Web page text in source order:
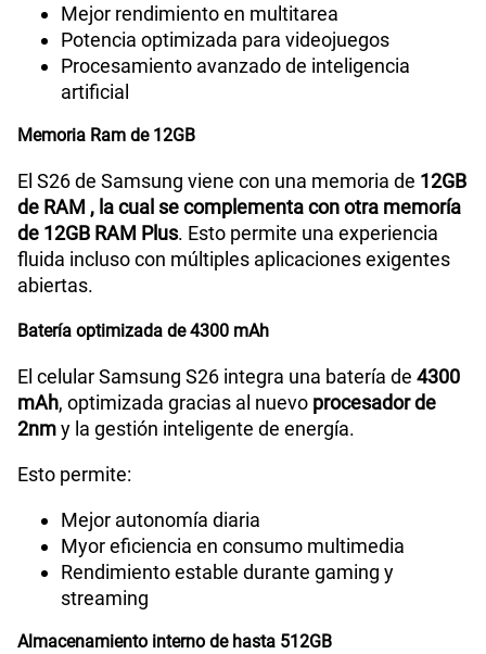
Mejor rendimiento en multitarea
Potencia optimizada para videojuegos
Procesamiento avanzado de inteligencia
artificial
Memoria Ram de 12GB
El S26 de Samsung viene con una memoria de 12GB
de RAM , la cual se complementa con otra memoría
de 12GB RAM Plus. Esto permite una experiencia
fluida incluso con múltiples aplicaciones exigentes
abiertas.
Batería optimizada de 4300 mAh
El celular Samsung S26 integra una batería de 4300
mAh, optimizada gracias al nuevo procesador de
2nmy la gestión inteligente de energía.
Esto permite:
Mejor autonomía diaria
Myor eficiencia en consumo multimedia
Rendimiento estable durante gaming y
streaming
Almacenamiento interno de hasta 512GB